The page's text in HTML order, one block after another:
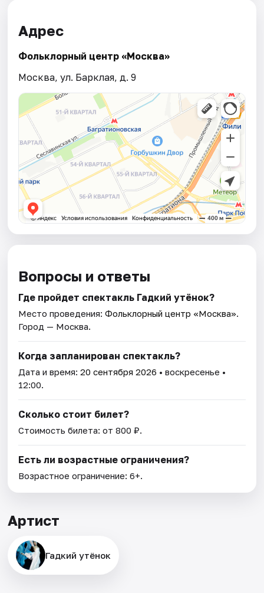
Адрес
Фольклорный центр «Москва»
Москва, ул. Барклая, д. 9
Вопросы и ответы
Где пройдет спектакль Гадкий утёнок?
Место проведения:Фольклорный центр «Москва».
Город — Москва.
Когда запланирован спектакль?
Дата и время:20 сентября 2026 • воскресенье •
12:00.
Сколько стоит билет?
Стоимость билета: от 800 ₽.
Есть ли возрастные ограничения?
Возрастное ограничение: 6+.
Артист
Гадкий утёнок